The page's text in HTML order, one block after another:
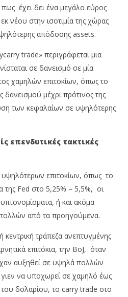
VIEWING
πρακτικής
γιεν, όπως την «black
πως έχει δει ένα μεγάλο εύρος
νέου στην ισοτιμία της χώρας
απόδοσης assets.
trade» περιγράφεται μια
σε δανεισμό σε μία
χαμηλών επιτοκίων, όπως το
δανεισμού μέχρι πρότινος της
των κεφαλαίων σε υψηλότερης
επενδυτικές τακτικές
υψηλότερων επιτοκίων, όπως το
της Fed στο 5,25% – 5,5%, οι
ή και ακόμα
από τα προηγούμενα.
τράπεζα ανεπτυγμένης
επιτόκια, την BoJ, όταν
αυξηθεί σε υψηλά πολλών
γιεν να υποχωρεί σε χαμηλό έως
του δολαρίου, το carry trade στο